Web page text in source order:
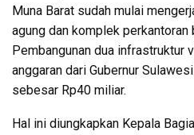
Muna Barat sudah mulai
agung dan komplek perkantoran
Pembangunan dua infrastruktur
anggaran dari Gubernur
sebesar Rp40 miliar.
Hal ini diungkapkan Kepala